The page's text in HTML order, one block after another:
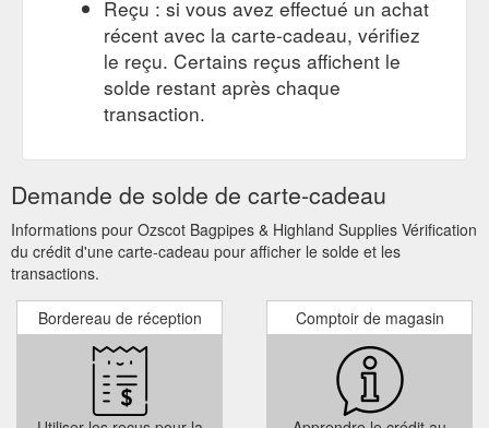
Reçu : si vous avez effectué un achat
récent avec la carte-cadeau, vérifiez
le reçu. Certains reçus affichent le
solde restant après chaque
transaction.
Demande de solde de carte-cadeau
Informations pour Ozscot Bagpipes & Highland Supplies Vérification
du crédit d'une carte-cadeau pour afficher le solde et les
transactions.
Bordereau de réception Comptoir de magasin